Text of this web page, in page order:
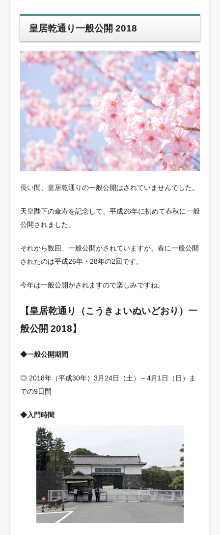
皇居乾通り一般公開 2018
長い間、皇居乾通りの一般公開はされていませんでした。
天皇陛下の傘寿を記念して、平成26年に初めて春秋に一般
公開されました。
それから数回、一般公開がされていますが、春に一般公開
されたのは平成26年・28年の2回です。
今年は一般公開がされますので楽しみですね。
【皇居乾通り（こうきょいぬいどおり）一
般公開 2018】
◆一般公開期間
◎ 2018年（平成30年）3月24日（土）～4月1日（日）ま
での9日間
◆入門時間